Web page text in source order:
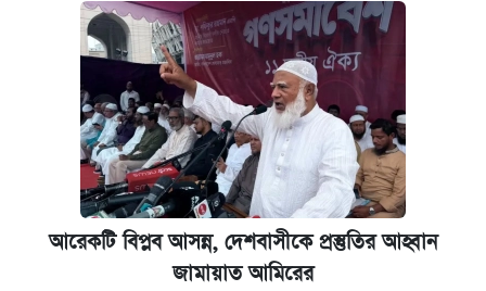
আরেকটি বিপ্লব আসন্ন, দেশবাসীকে প্রস্তুতির আহ্বান
জামায়াত আমিরের